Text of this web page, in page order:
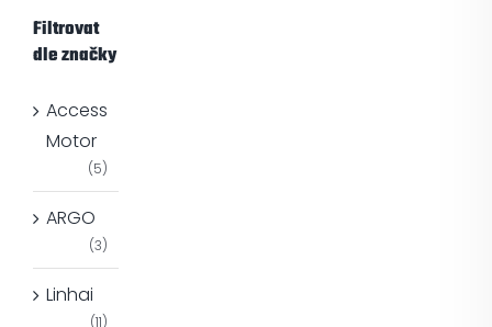
Filtrovat
dle značky
Access
Motor
(5)
ARGO
(3)
Linhai
(11)